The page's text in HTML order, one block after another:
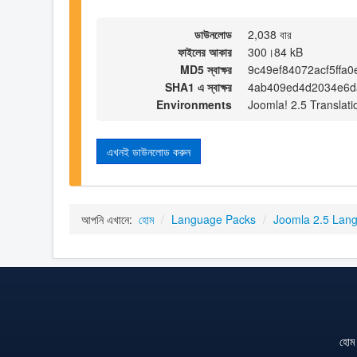
ডাউনলোড
2,038 বার
ফাইলের আকার
300।84 kB
MD5 স্বাক্ষর
SHA1 এ স্বাক্ষর
Environments
Joomla! 2.5
এখনই ডাউনলোড করুন
আপনি এখানে: হোম / Language Packs / Joomla 2.5
হোম